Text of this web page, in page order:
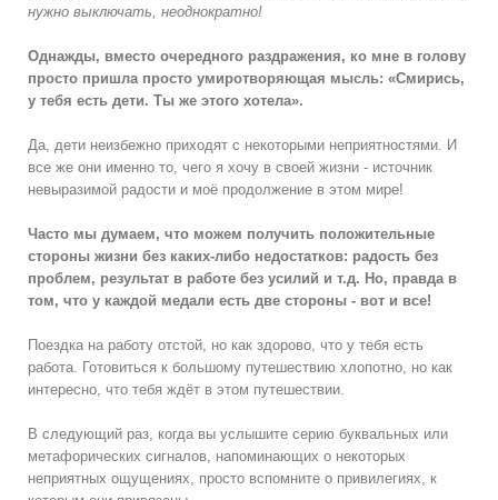
нужно выключать, неоднократно!
Однажды, вместо очередного раздражения, ко мне в голову
просто пришла просто умиротворяющая мысль: «Смирись,
у тебя есть дети. Ты же этого хотела».
Да, дети неизбежно приходят с некоторыми неприятностями. И
все же они именно то, чего я хочу в своей жизни - источник
невыразимой радости и моё продолжение в этом мире!
Часто мы думаем, что можем получить положительные
стороны жизни без каких-либо недостатков: радость без
проблем, результат в работе без усилий и т.д. Но, правда в
том, что у каждой медали есть две стороны - вот и все!
Поездка на работу отстой, но как здорово, что у тебя есть
работа. Готовиться к большому путешествию хлопотно, но как
интересно, что тебя ждёт в этом путешествии.
В следующий раз, когда вы услышите серию буквальных или
метафорических сигналов, напоминающих о некоторых
неприятных ощущениях, просто вспомните о привилегиях, к